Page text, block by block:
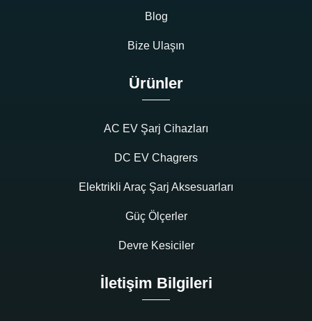
Blog
Bize Ulaşın
Ürünler
AC EV Şarj Cihazları
DC EV Chagrers
Elektrikli Araç Şarj Aksesuarları
Güç Ölçerler
Devre Kesiciler
İletişim Bilgileri